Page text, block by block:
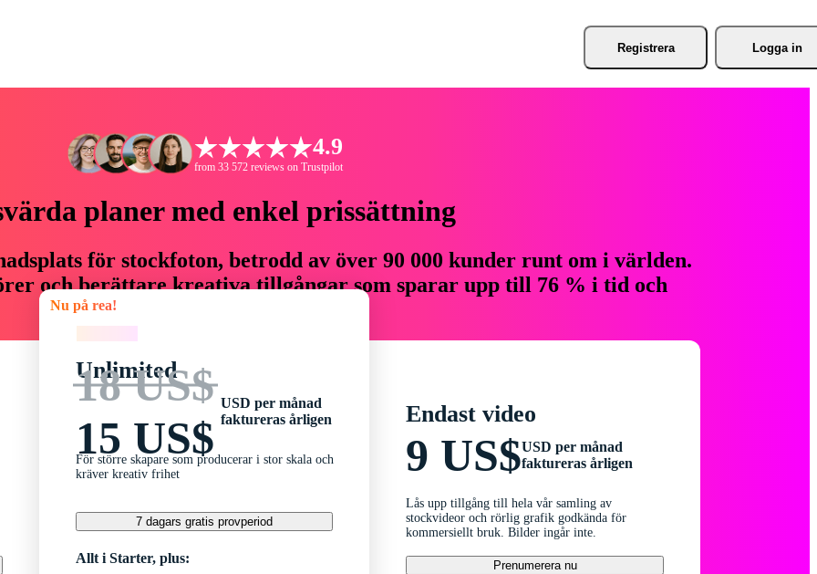
Registrera Logga in
4.9
from 33 572 reviews on Trustpilot
planer med enkel prissättning
för stockfoton, betrodd av över 90 000 kunder runt om i världen.
och berättare kreativa tillgångar som sparar upp till 76 % i tid och
Nu på rea!
Unlimited
18 US$
15 US$
USD per månad
faktureras årligen
För större skapare som producerar i stor skala och
kräver kreativ frihet
7 dagars gratis provperiod
Allt i Starter, plus:
Endast video
9 US$USD per månad
faktureras årligen
Lås upp tillgång till hela vår samling av
stockvideor och rörlig grafik godkända för
kommersiellt bruk. Bilder ingår inte.
Prenumerera nu